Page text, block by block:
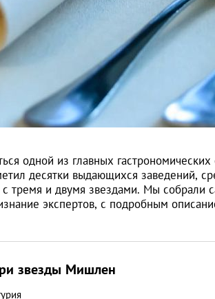
одной из главных
десятки выдающихся заведений,
тремя и двумя звездами. Мы собрали
экспертов, с подробным
звезды Мишлен